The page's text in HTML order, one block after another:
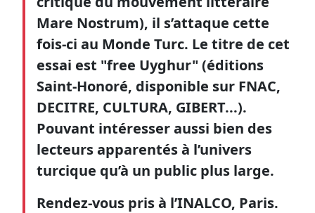
Mare Nostrum), il s’attaque cette
fois-ci au Monde Turc. Le titre de cet
essai est "free Uyghur" (éditions
Saint-Honoré, disponible sur FNAC,
DECITRE, CULTURA, GIBERT...).
Pouvant intéresser aussi bien des
lecteurs apparentés à l’univers
turcique qu’à un public plus large.
Rendez-vous pris à l’INALCO, Paris.